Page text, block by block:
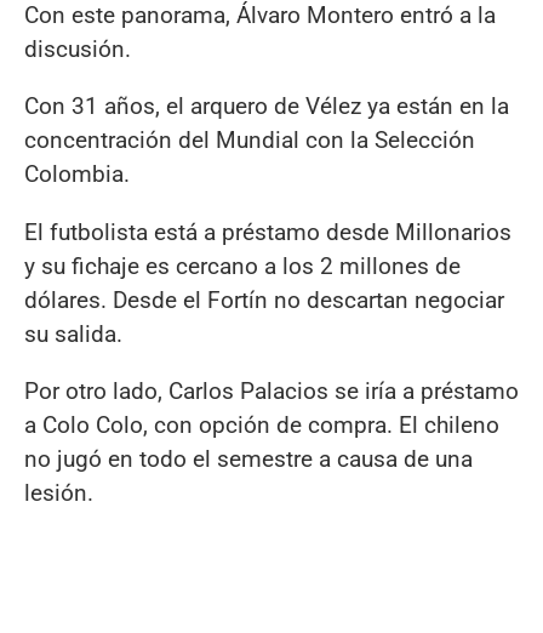
Con este panorama, Álvaro Montero entró a la
discusión.
Con 31 años, el arquero de Vélez ya están en la
concentración del Mundial con la Selección
Colombia.
El futbolista está a préstamo desde Millonarios
y su fichaje es cercano a los 2 millones de
dólares. Desde el Fortín no descartan negociar
su salida.
Por otro lado, Carlos Palacios se iría a préstamo
a Colo Colo, con opción de compra. El chileno
no jugó en todo el semestre a causa de una
lesión.